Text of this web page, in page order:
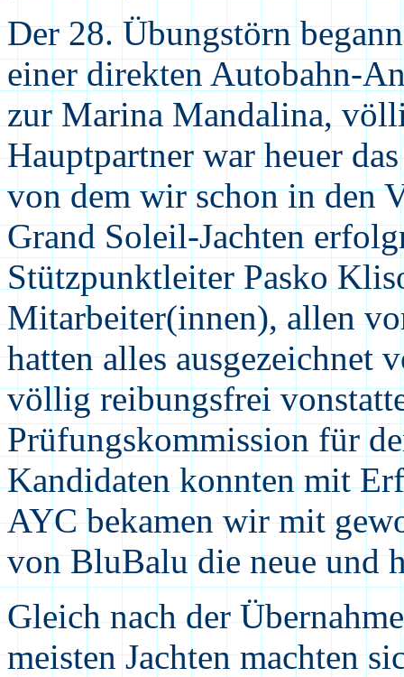
Der 28. Übungstörn
einer direkten Autobahn-
zur Marina Mandalina,
Hauptpartner war heuer
von dem wir schon in den
Grand Soleil-Jachten
Stützpunktleiter Pasko
Mitarbeiter(innen), allen
hatten alles ausgezeichnet
völlig reibungsfrei
Prüfungskommission für
Kandidaten konnten mit
AYC bekamen wir mit
von BluBalu die neue und
Gleich nach der
meisten Jachten machten